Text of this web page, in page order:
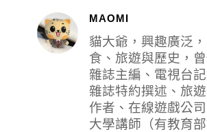
MAOMI
貓大爺，興趣廣泛
食、旅遊與歷史，
雜誌主編、電視台
雜誌特約撰述、旅
作者、在線遊戲公司
大學講師（有教育